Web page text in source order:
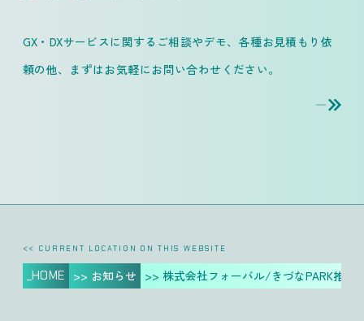
GX・DXサービスに関するご相談やデモ、各種お見積もり依
頼の他、
まずはお気軽にお問い合わせください。
_HOME >> お知らせ >> 株式会社フォーバル/きづなPARK推進
<< CURRENT LOCATION ON THIS WEBSITE